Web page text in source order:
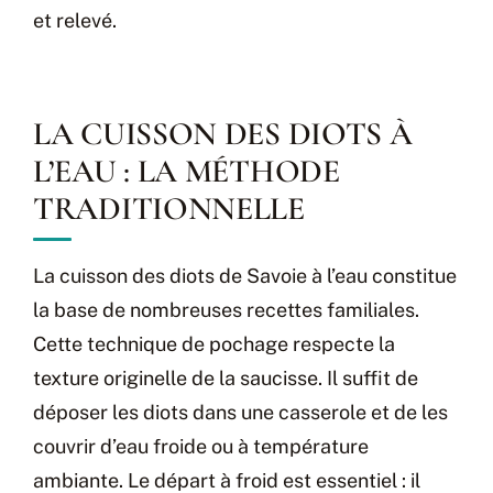
et relevé.
LA CUISSON DES DIOTS À
L’EAU : LA MÉTHODE
TRADITIONNELLE
La cuisson des diots de Savoie à l’eau constitue
la base de nombreuses recettes familiales.
Cette technique de pochage respecte la
texture originelle de la saucisse. Il suffit de
déposer les diots dans une casserole et de les
couvrir d’eau froide ou à température
ambiante. Le départ à froid est essentiel : il